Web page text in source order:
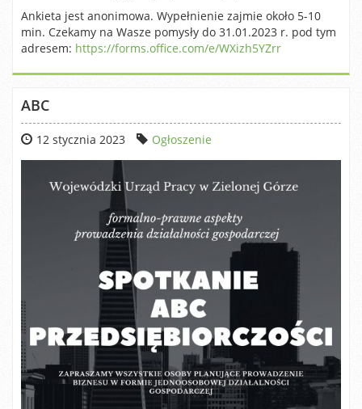
Ankieta jest anonimowa. Wypełnienie zajmie około 5-10
min. Czekamy na Wasze pomysły do 31.01.2023 r. pod tym
adresem: https://forms.office.com/e/WXizh5YZrr
ABC
12 stycznia 2023 Ogłoszenie